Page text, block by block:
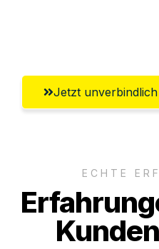
Jetzt
ECHTE